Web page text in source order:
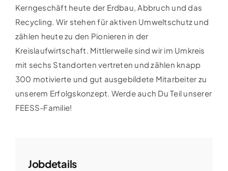
Kerngeschäft heute der Erdbau, Abbruch und das
Recycling. Wir stehen für aktiven Umweltschutz und
zählen heute zu den Pionieren in der
Kreislaufwirtschaft. Mittlerweile sind wir im Umkreis
mit sechs Standorten vertreten und zählen knapp
300 motivierte und gut ausgebildete Mitarbeiter zu
unserem Erfolgskonzept. Werde auch Du Teil unserer
FEESS-Familie!
Jobdetails